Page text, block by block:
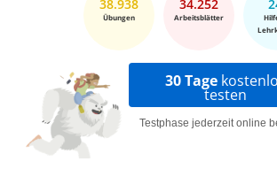
38.938
Übungen
34.252
Arbeitsblätter
30 Tage
testen
Testphase jederzeit online